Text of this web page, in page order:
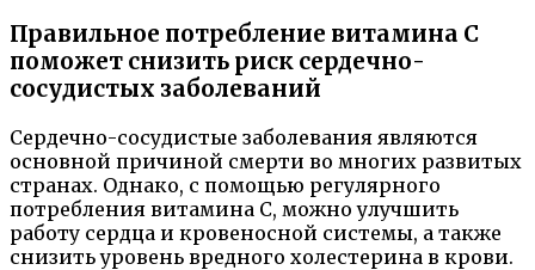
Правильное потребление витамина С
поможет снизить риск сердечно-
сосудистых заболеваний
Сердечно-сосудистые заболевания являются
основной причиной смерти во многих развитых
странах. Однако, с помощью регулярного
потребления витамина С, можно улучшить
работу сердца и кровеносной системы, а также
снизить уровень вредного холестерина в крови.